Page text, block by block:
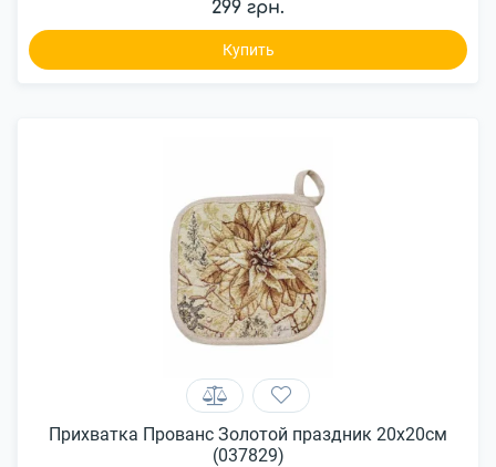
299 грн.
Купить
Прихватка Прованс Золотой праздник 20х20см
(037829)